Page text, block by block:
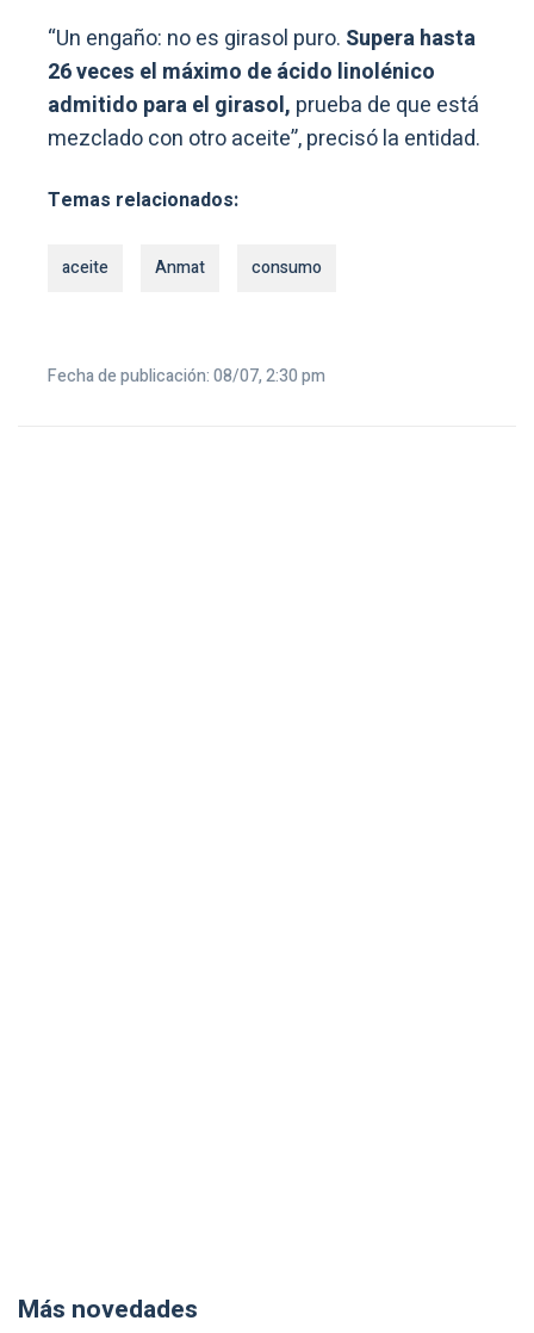
“Un engaño: no es girasol puro. Supera hasta
26 veces el máximo de ácido linolénico
admitido para el girasol, prueba de que está
mezclado con otro aceite”, precisó la entidad.
Temas relacionados:
aceite Anmat consumo
Fecha de publicación: 08/07, 2:30 pm
Más novedades